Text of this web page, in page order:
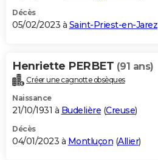
Décès
05/02/2023 à Saint-Priest-en-Jarez
Henriette PERBET (91 ans)
Créer une cagnotte obsèques
Naissance
21/10/1931 à Budelière (Creuse)
Décès
04/01/2023 à Montluçon (Allier)